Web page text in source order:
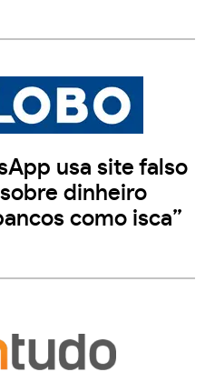
usa site falso
dinheiro
como isca”